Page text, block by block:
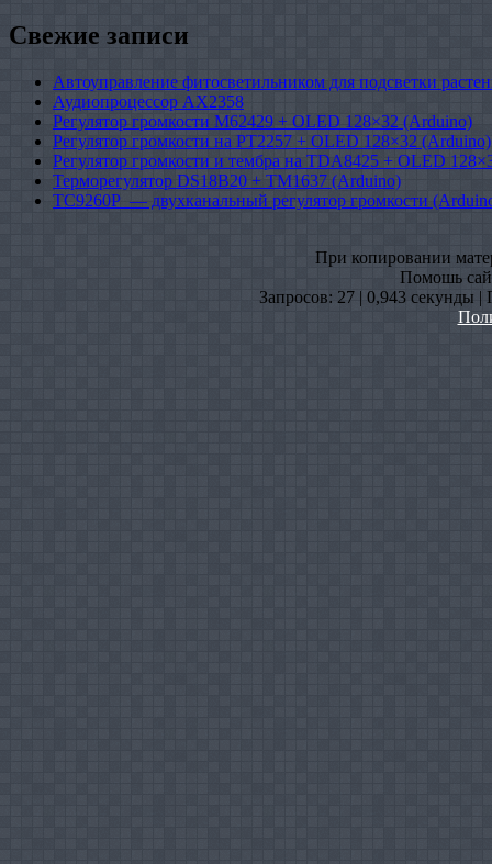
Свежие записи
Автоуправление фитосветильником для подсветки
Аудиопроцессор AX2358
Регулятор громкости M62429 + OLED 128×32 (Arduino)
Регулятор громкости на PT2257 + OLED 128×32 (Arduino)
Регулятор громкости и тембра на TDA8425 + OLED
Терморегулятор DS18B20 + TM1637 (Arduino)
TC9260P — двухканальный регулятор громкости
При копировании
Помошь
Запросов: 27 | 0,943 секунды |